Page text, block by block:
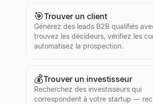
🎯Trouver un client
Générez des leads B2B qualifiés
trouvez les décideurs, vérifiez les
automatisez la prospection.
💰Trouver un investisseur
Recherchez des investisseurs qui
correspondent à votre startup —